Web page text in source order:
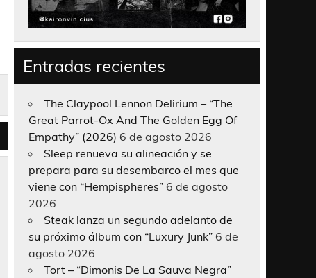
Entradas recientes
The Claypool Lennon Delirium – “The
Great Parrot-Ox And The Golden Egg Of
Empathy” (2026) 6 de agosto 2026
Sleep renueva su alineación y se
prepara para su desembarco el mes que
viene con “Hempispheres” 6 de agosto
2026
Steak lanza un segundo adelanto de
su próximo álbum con “Luxury Junk” 6 de
agosto 2026
Tort – “Dimonis De La Sauva Negra”